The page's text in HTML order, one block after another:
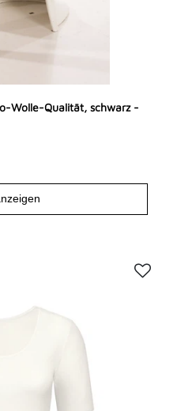
Wolle-Qualität, schwarz -